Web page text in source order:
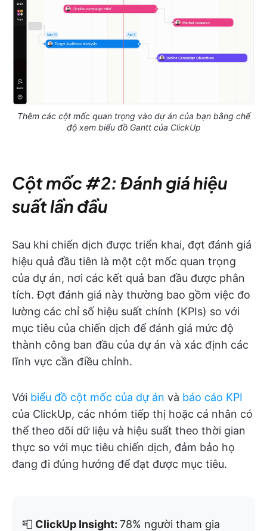
Thêm các cột mốc quan trọng vào dự án của bạn bằng chế
độ xem biểu đồ Gantt của ClickUp
Cột mốc #2: Đánh giá hiệu
suất lần đầu
Sau khi chiến dịch được triển khai, đợt đánh giá
hiệu quả đầu tiên là một cột mốc quan trọng
của dự án, nơi các kết quả ban đầu được phân
tích. Đợt đánh giá này thường bao gồm việc đo
lường các chỉ số hiệu suất chính (KPIs) so với
mục tiêu của chiến dịch để đánh giá mức độ
thành công ban đầu của dự án và xác định các
lĩnh vực cần điều chỉnh.
Với biểu đồ cột mốc của dự án và báo cáo KPI
của ClickUp, các nhóm tiếp thị hoặc cá nhân có
thể theo dõi dữ liệu và hiệu suất theo thời gian
thực so với mục tiêu chiến dịch, đảm bảo họ
đang đi đúng hướng để đạt được mục tiêu.
📮 ClickUp Insight: 78% người tham gia